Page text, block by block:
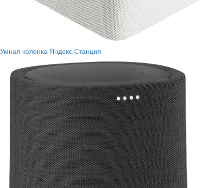
Умная колонка Яндекс.Станция